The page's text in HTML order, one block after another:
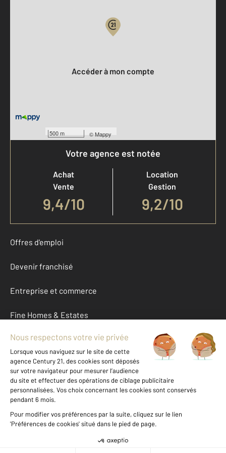
500 m ©Mappy
Accéder à mon compte
Votre agence est notée
Achat
Vente
9,4/10
Location
Gestion
9,2/10
Offres d'emploi
Devenir franchisé
Entreprise et commerce
Fine Homes & Estates
À propos
International
Nous contacter
Données personnelles